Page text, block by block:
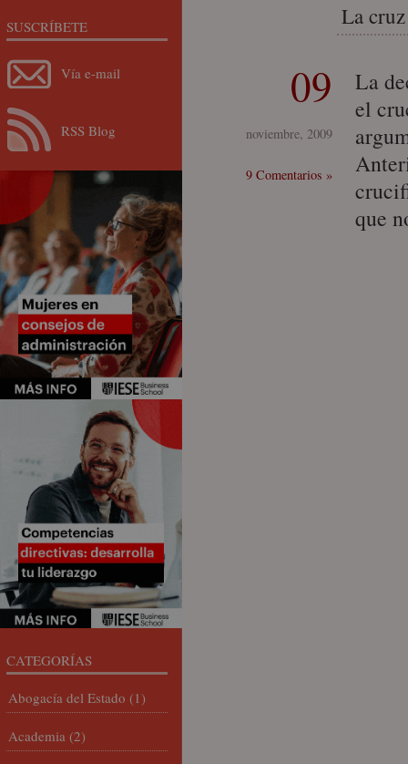
La
09
noviembre, 2009
9 Comentarios »
La
el
que
SUSCRÍBETE
Vía e-mail
RSS Blog
CATEGORÍAS
Abogacía del Estado (1)
Academia (2)